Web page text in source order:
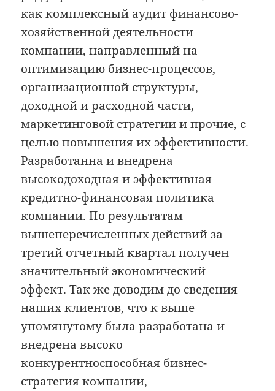
как комплексный аудит финансово-
хозяйственной деятельности
компании, направленный на
оптимизацию бизнес-процессов,
организационной структуры,
доходной и расходной части,
маркетинговой стратегии и прочие, с
целью повышения их эффективности.
Разработанна и внедрена
высокодоходная и эффективная
кредитно-финансовая политика
компании. По результатам
вышеперечисленных действий за
третий отчетный квартал получен
значительный экономический
эффект. Так же доводим до сведения
наших клиентов, что к выше
упомянутому была разработана и
внедрена высоко
конкурентноспособная бизнес-
стратегия компании,